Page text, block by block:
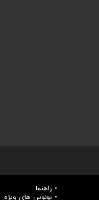
راهنما
بونوس های ویژه